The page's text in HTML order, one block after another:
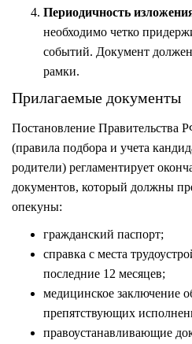
Периодичность
необходимо четко
событий. Документ
рамки.
Прилагаемые документы
Постановление Правительства
(правила подбора и учета
родители) регламентирует
документов, который должны
опекуны:
гражданский паспорт;
справка с места
последние 12 месяцев;
медицинское заключение
препятствующих
правоустанавливающие